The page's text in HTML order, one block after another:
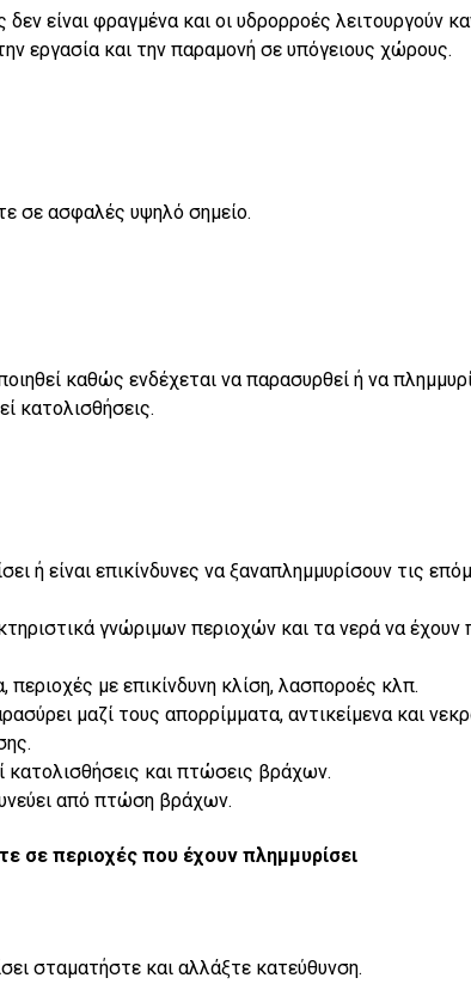
είναι φραγμένα και οι υδρορροές λειτουργούν
εργασία και την παραμονή σε υπόγειους χώρους.
σε ασφαλές υψηλό σημείο.
καθώς ενδέχεται να παρασυρθεί ή να
κατολισθήσεις.
ή είναι επικίνδυνες να ξαναπλημμυρίσουν τις
γνώριμων περιοχών και τα νερά να έχουν
με επικίνδυνη κλίση, λασποροές κλπ.
μαζί τους απορρίμματα, αντικείμενα και
κατολισθήσεις και πτώσεις βράχων.
από πτώση βράχων.
σε περιοχές που έχουν πλημμυρίσει
σταματήστε και αλλάξτε κατεύθυνση.